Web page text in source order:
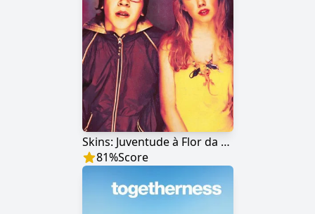
Skins: Juventude à Flor da Pele
81%Score